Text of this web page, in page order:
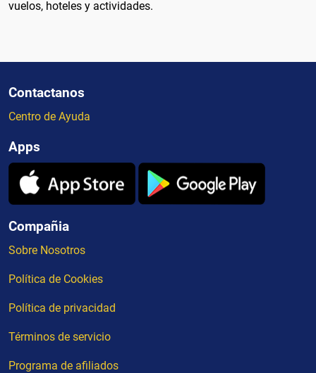
vuelos, hoteles y actividades.
Contactanos
Centro de Ayuda
Apps
Compañia
Sobre Nosotros
Política de Cookies
Política de privacidad
Términos de servicio
Programa de afiliados